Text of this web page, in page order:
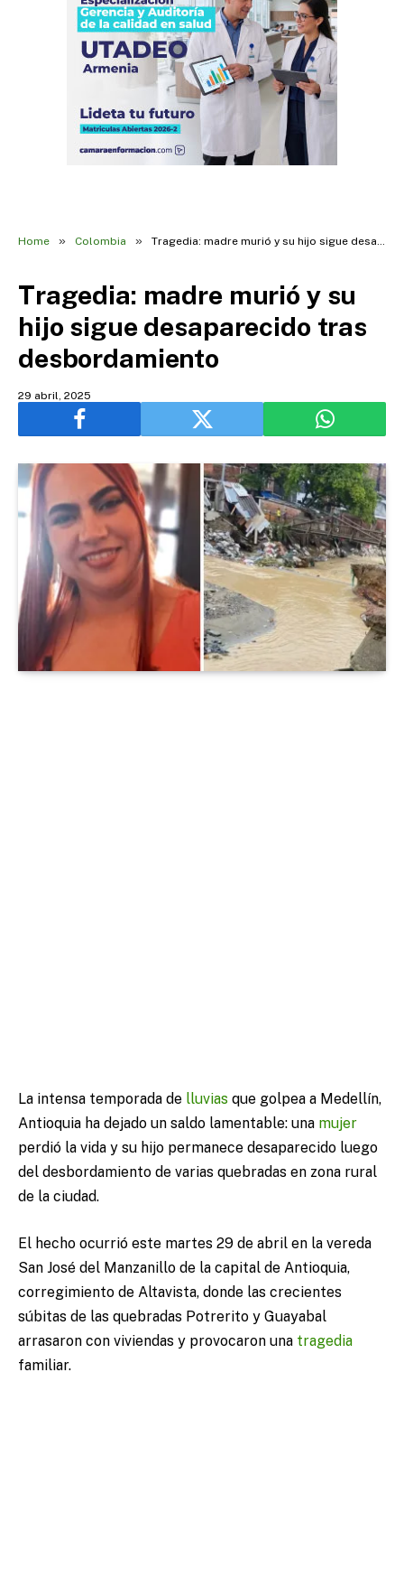
Home » Colombia » Tragedia: madre murió y su hijo sigue desaparecido tras desbordamiento
Tragedia: madre murió y su
hijo sigue desaparecido tras
desbordamiento
29 abril, 2025
La intensa temporada de lluvias que golpea a Medellín,
Antioquia ha dejado un saldo lamentable: una mujer
perdió la vida y su hijo permanece desaparecido luego
del desbordamiento de varias quebradas en zona rural
de la ciudad.
El hecho ocurrió este martes 29 de abril en la vereda
San José del Manzanillo de la capital de Antioquia,
corregimiento de Altavista, donde las crecientes
súbitas de las quebradas Potrerito y Guayabal
arrasaron con viviendas y provocaron una tragedia
familiar.